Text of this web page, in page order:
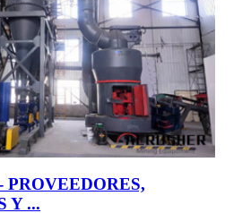
PROVEEDORES,
Y ...